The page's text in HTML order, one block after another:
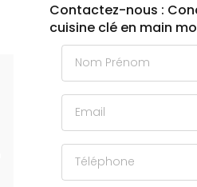
Contactez-nous :
cuisine clé en main
Nom Prénom
Email
Téléphone